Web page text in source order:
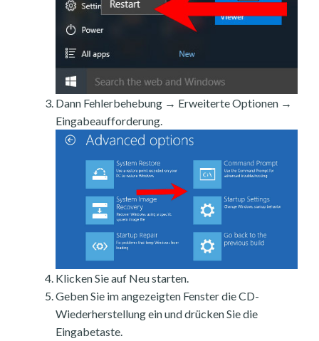
Dann Fehlerbehebung → Erweiterte Optionen →
Eingabeaufforderung.
Klicken Sie auf Neu starten.
Geben Sie im angezeigten Fenster die CD-
Wiederherstellung ein und drücken Sie die
Eingabetaste.